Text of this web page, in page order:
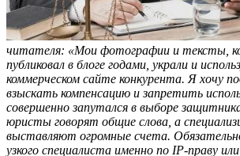
читателя: «Мои фотографии и тексты,
публиковал в блоге годами, украли и
коммерческом сайте конкурента. Я хочу
взыскать компенсацию и запретить
совершенно запутался в выборе
юристы говорят общие слова, а
выставляют огромные счета.
узкого специалиста именно по IP-праву